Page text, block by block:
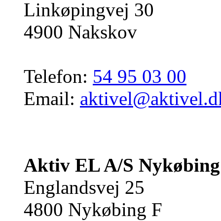
Linkøpingvej 30
4900 Nakskov
Telefon: 54 95 03 00
Email:
Aktiv EL A/S
Englandsvej 25
4800 Nykøbing F